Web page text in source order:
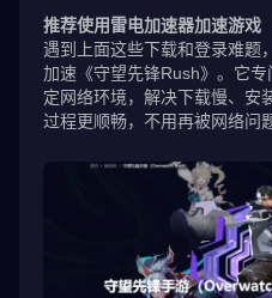
推荐使用雷电加速器加速游戏
遇到上面这些下载和登录难题
加速《守望先锋Rush》。它
定网络环境，解决下载慢、安
过程更顺畅，不用再被网络问